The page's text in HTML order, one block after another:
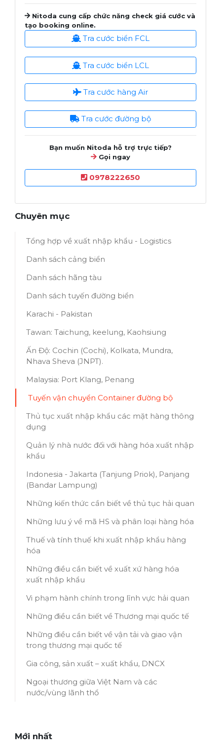
Nitoda cung cấp chức năng check giá cước và
tạo booking online.
Tra cước biển FCL
Tra cước biển LCL
Tra cước hàng Air
Tra cước đường bộ
Bạn muốn Nitoda hỗ trợ trực tiếp?
Gọi ngay
0978222650
Chuyên mục
Tổng hợp về xuất nhập khẩu - Logistics
Danh sách cảng biển
Danh sách hãng tàu
Danh sách tuyến đường biển
Karachi - Pakistan
Tawan: Taichung, keelung, Kaohsiung
Ấn Độ: Cochin (Cochi), Kolkata, Mundra,
Nhava Sheva (JNPT).
Malaysia: Port Klang, Penang
Tuyến vận chuyển Container đường bộ
Thủ tục xuất nhập khẩu các mặt hàng thông
dụng
Quản lý nhà nước đối với hàng hóa xuất nhập
khẩu
Indonesia - Jakarta (Tanjung Priok), Panjang
(Bandar Lampung)
Những kiến thức cần biết về thủ tục hải quan
Những lưu ý về mã HS và phân loại hàng hóa
Thuế và tính thuế khi xuất nhập khẩu hàng
hóa
Những điều cần biết về xuất xứ hàng hóa
xuất nhập khẩu
Vi phạm hành chính trong lĩnh vực hải quan
Những điều cần biết về Thương mại quốc tế
Những điều cần biết về vận tải và giao vận
trong thương mại quốc tế
Gia công, sản xuất – xuất khẩu, DNCX
Ngoại thương giữa Việt Nam và các
nước/vùng lãnh thổ
Mới nhất